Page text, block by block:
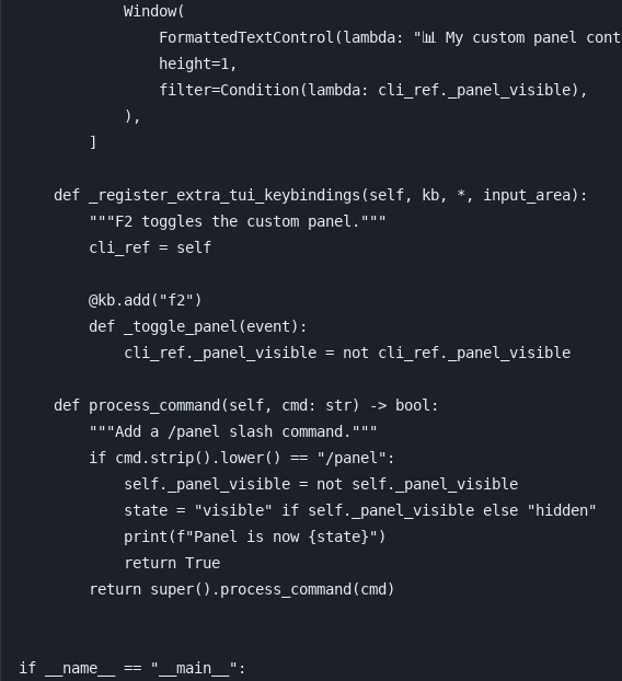
Window(
FormattedTextControl (lambda: "📊 My custom panel
height=1 ,
filter=Condition(lambda: cli_ref. _panel_visible),
),
]
def _register_extra_tui_keybindings (self, kb, * , input_area):
"""F2 toggles the custom panel."""
cli_ref = self
@kb. add ( "f2")
def
_toggle_panel (event):
cli_ref. _panel_visible = not cli_ref. _panel_visible
def process_command (self, cmd : str) -> bool :
"""Add a /panel slash command."""
if cmd . strip() . lower() == "/panel" :
self. _panel_visible = not self.
_panel_visible
state = "visible" if self. _panel_visible else
"hidden"
print (f"Panel is now {state}")
return True
return super() . process_command (cmd )
if __name__ == "__main__" :